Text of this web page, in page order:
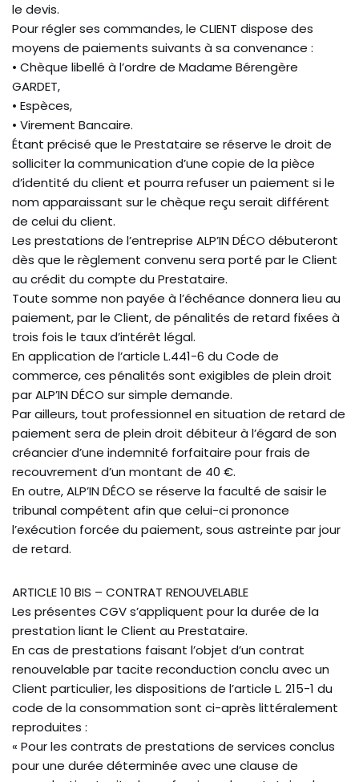
le devis.
Pour régler ses commandes, le CLIENT dispose des
moyens de paiements suivants à sa convenance :
• Chèque libellé à l’ordre de Madame Bérengère
GARDET,
• Espèces,
• Virement Bancaire.
Étant précisé que le Prestataire se réserve le droit de
solliciter la communication d’une copie de la pièce
d’identité du client et pourra refuser un paiement si le
nom apparaissant sur le chèque reçu serait différent
de celui du client.
Les prestations de l’entreprise ALP’IN DÉCO débuteront
dès que le règlement convenu sera porté par le Client
au crédit du compte du Prestataire.
Toute somme non payée à l’échéance donnera lieu au
paiement, par le Client, de pénalités de retard fixées à
trois fois le taux d’intérêt légal.
En application de l’article L.441-6 du Code de
commerce, ces pénalités sont exigibles de plein droit
par ALP’IN DÉCO sur simple demande.
Par ailleurs, tout professionnel en situation de retard de
paiement sera de plein droit débiteur à l’égard de son
créancier d’une indemnité forfaitaire pour frais de
recouvrement d’un montant de 40 €.
En outre, ALP’IN DÉCO se réserve la faculté de saisir le
tribunal compétent afin que celui-ci prononce
l’exécution forcée du paiement, sous astreinte par jour
de retard.
ARTICLE 10 BIS – CONTRAT RENOUVELABLE
Les présentes CGV s’appliquent pour la durée de la
prestation liant le Client au Prestataire.
En cas de prestations faisant l’objet d’un contrat
renouvelable par tacite reconduction conclu avec un
Client particulier, les dispositions de l’article L. 215-1 du
code de la consommation sont ci-après littéralement
reproduites :
« Pour les contrats de prestations de services conclus
pour une durée déterminée avec une clause de